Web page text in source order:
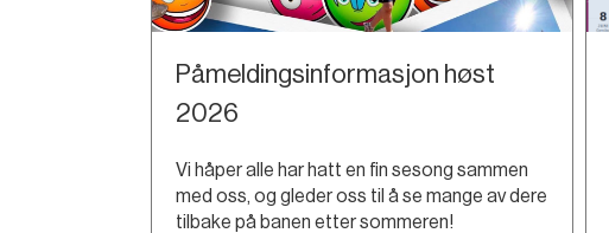
Påmeldingsinformasjon høst
2026
Vi håper alle har hatt en fin sesong sammen
med oss, og gleder oss til å se mange av dere
tilbake på banen etter sommeren!